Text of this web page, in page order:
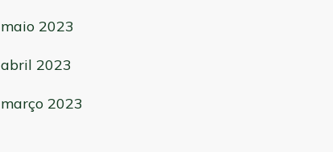
maio 2023
abril 2023
março 2023